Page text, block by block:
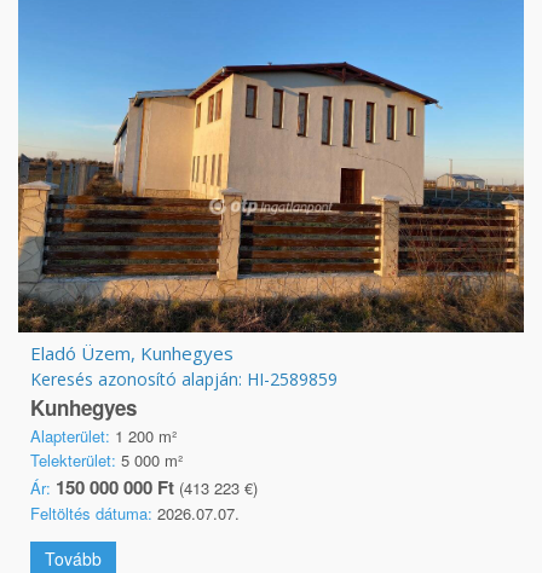
Eladó Üzem, Kunhegyes
Keresés azonosító alapján: HI-2589859
Kunhegyes
Alapterület: 1 200 m²
Telekterület: 5 000 m²
Ár: 150 000 000 Ft (413 223 €)
Feltöltés dátuma: 2026.07.07.
Tovább